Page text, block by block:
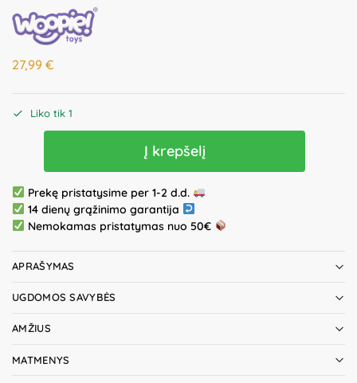
27,99 €
Liko tik 1
Į krepšelį
Prekę pristatysime per 1-2 d.d.
14 dienų grąžinimo garantija
Nemokamas pristatymas nuo 50€
APRAŠYMAS
UGDOMOS SAVYBĖS
AMŽIUS
MATMENYS